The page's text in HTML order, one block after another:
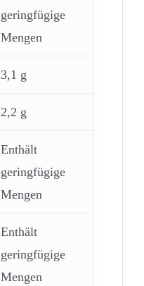
geringfügige
Mengen
3,1 g
2,2 g
Enthält
geringfügige
Mengen
Enthält
geringfügige
Mengen